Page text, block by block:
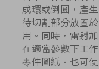
成環或倒圓，產
待切割部分放置
用。同時，雷射
在適當參數下工
零件圖紙。也可